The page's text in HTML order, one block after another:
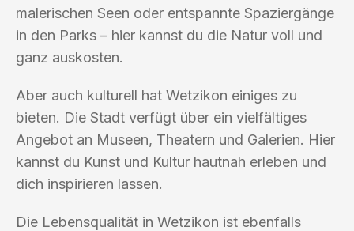
malerischen Seen oder entspannte Spaziergänge
in den Parks – hier kannst du die Natur voll und
ganz auskosten.
Aber auch kulturell hat Wetzikon einiges zu
bieten. Die Stadt verfügt über ein vielfältiges
Angebot an Museen, Theatern und Galerien. Hier
kannst du Kunst und Kultur hautnah erleben und
dich inspirieren lassen.
Die Lebensqualität in Wetzikon ist ebenfalls